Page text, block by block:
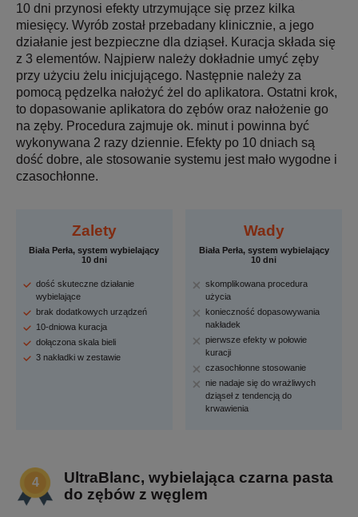
10 dni przynosi efekty utrzymujące się przez kilka
miesięcy. Wyrób został przebadany klinicznie, a jego
działanie jest bezpieczne dla dziąseł. Kuracja składa się
z 3 elementów. Najpierw należy dokładnie umyć zęby
przy użyciu żelu inicjującego. Następnie należy za
pomocą pędzelka nałożyć żel do aplikatora. Ostatni krok,
to dopasowanie aplikatora do zębów oraz nałożenie go
na zęby. Procedura zajmuje ok. minut i powinna być
wykonywana 2 razy dziennie. Efekty po 10 dniach są
dość dobre, ale stosowanie systemu jest mało wygodne i
czasochłonne.
Zalety
Biała Perła, system wybielający
10 dni
dość skuteczne działanie
wybielające
brak dodatkowych urządzeń
10-dniowa kuracja
dołączona skala bieli
3 nakładki w zestawie
Wady
Biała Perła, system wybielający
10 dni
skomplikowana procedura
użycia
konieczność dopasowywania
nakładek
pierwsze efekty w połowie
kuracji
czasochłonne stosowanie
nie nadaje się do wrażliwych
dziąseł z tendencją do
krwawienia
UltraBlanc, wybielająca czarna pasta
do zębów z węglem